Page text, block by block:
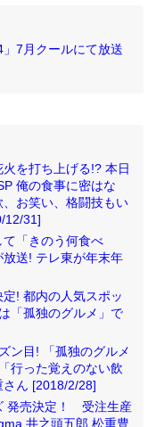
」7月クールにて放送
を打ち上げる!? 本日
俺の食事に密はな
お笑い、格闘技もい
12/31]
「きのう何食べ
送! テレ東が年末年
! 都内の人気スポッ
「孤独のグルメ」で
ン目! 「孤独のグルメ
行った覚えのない飲
ん [2018/2/28]
発売決定！ 受注生産
井之頭五郎 松重豊